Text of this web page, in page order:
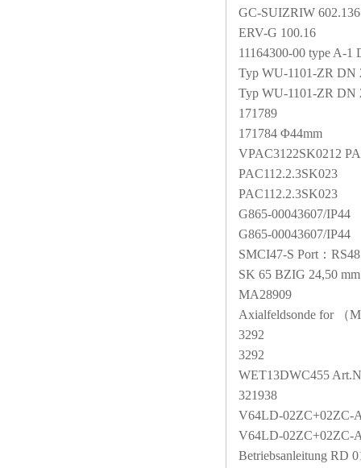
GC-SUIZRIW
ERV-G 100.16
11164300-00 type A-1
Typ WU-1101-ZR DN
Typ WU-1101-ZR DN
171789
171784 Φ44mm
VPAC3122SK0212
PAC112.2.3SK023
PAC112.2.3SK023
G865-00043607/IP44
G865-00043607/IP44
SMCI47-S Port ：
SK 65 BZIG 24,50
MA28909
Axialfeldsonde for
（
3292
3292
WET13DWC455
321938
V64LD-02ZC+02ZC-
V64LD-02ZC+02ZC-
Betriebsanleitung RD